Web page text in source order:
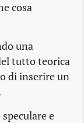
cosa
una
tutto teorica
di inserire un
e